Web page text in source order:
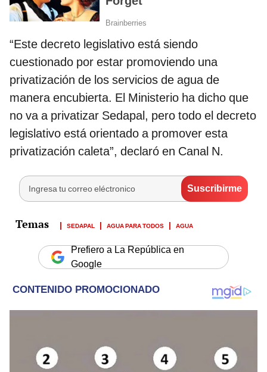
“Este decreto legislativo está siendo
cuestionado por estar promoviendo una
privatización de los servicios de agua de
manera encubierta. El Ministerio ha dicho que
no va a privatizar Sedapal, pero todo el decreto
legislativo está orientado a promover esta
privatización caleta”, declaró en Canal N.
SEDAPAL AGUA PARA TODOS AGUA
Prefiero a La República en
Google